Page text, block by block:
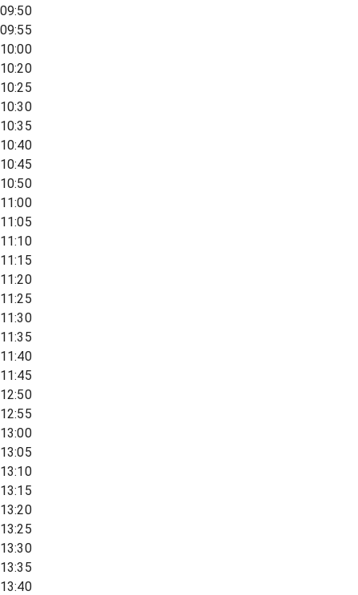
09:50
09:55
10:00
10:20
10:25
10:30
10:35
10:40
10:45
10:50
11:00
11:05
11:10
11:15
11:20
11:25
11:30
11:35
11:40
11:45
12:50
12:55
13:00
13:05
13:10
13:15
13:20
13:25
13:30
13:35
13:40